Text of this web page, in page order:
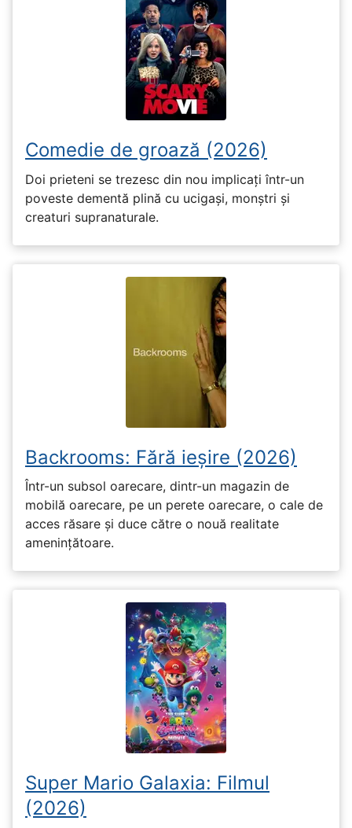
Comedie de groază (2026)
Doi prieteni se trezesc din nou implicați într-un
poveste dementă plină cu ucigași, monștri și
creaturi supranaturale.
Backrooms: Fără ieșire (2026)
Într-un subsol oarecare, dintr-un magazin de
mobilă oarecare, pe un perete oarecare, o cale de
acces răsare și duce către o nouă realitate
amenințătoare.
Super Mario Galaxia: Filmul
(2026)